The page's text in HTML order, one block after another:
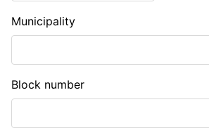
Municipality
Block number